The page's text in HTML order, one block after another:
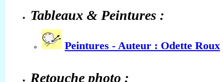
Tableaux & Peintures :
Peintures - Auteur : Odette Roux
Retouche photo :